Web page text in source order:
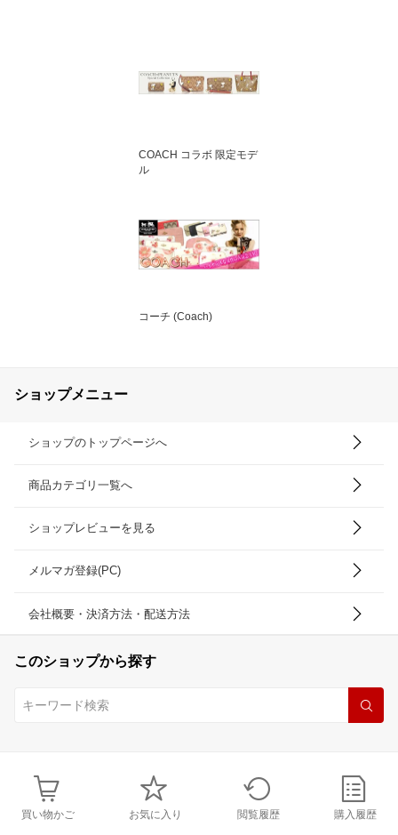
COACH コラボ 限定モデ
ル
コーチ (Coach)
ショップメニュー
ショップのトップページへ
商品カテゴリ一覧へ
ショップレビューを見る
メルマガ登録(PC)
会社概要・決済方法・配送方法
このショップから探す
買い物かご お気に入り 閲覧履歴 購入履歴